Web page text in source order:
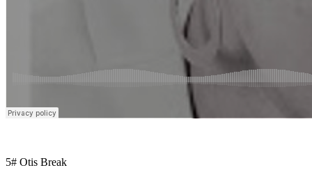
5# Otis Break